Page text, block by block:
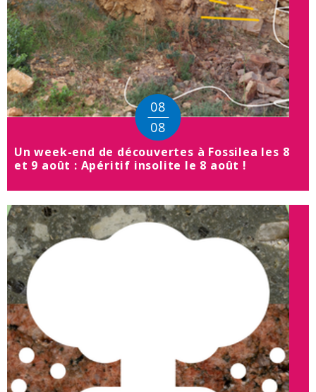
Un week-end de découvertes à Fossilea les 8
et 9 août : Apéritif insolite le 8 août !
08
08
08
août
2026
à
18h30